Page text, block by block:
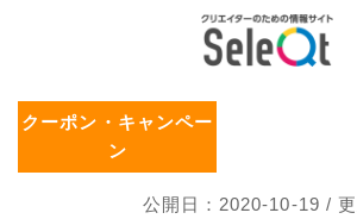
クーポン・キャンペー
ン
公開日：2020-10-19 /